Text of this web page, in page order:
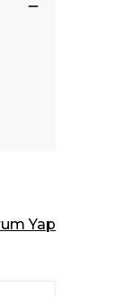
Yap